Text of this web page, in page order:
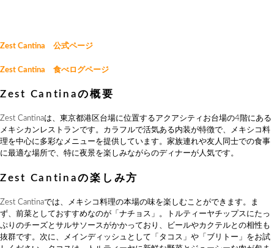
Zest Cantina 公式ページ
Zest Cantina 食べログページ
Zest Cantinaの概要
Zest Cantinaは、東京都港区台場に位置するアクアシティお台場の4階にある
メキシカンレストランです。カラフルで活気ある内装が特徴で、メキシコ料
理を中心に多彩なメニューを提供しています。家族連れや友人同士での食事
に最適な場所で、特に夜景を楽しみながらのディナーが人気です。
Zest Cantinaの楽しみ方
Zest Cantinaでは、メキシコ料理の本場の味を楽しむことができます。ま
ず、前菜としておすすめなのが「ナチョス」。トルティーヤチップスにたっ
ぷりのチーズとサルサソースがかかっており、ビールやカクテルとの相性も
抜群です。次に、メインディッシュとして「タコス」や「ブリトー」をお試